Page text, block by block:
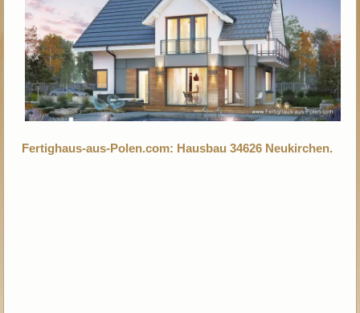
Fertighaus-aus-Polen.com: Hausbau 34626 Neukirchen.